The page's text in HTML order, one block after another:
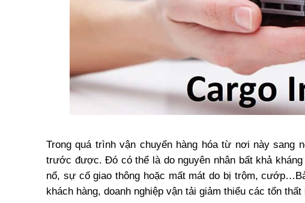
Trong quá trình vận chuyển hàng hóa từ nơi này
trước được. Đó có thể là do nguyên nhân bất khả
nổ, sự cố giao thông hoặc mất mát do bị trộm,
khách hàng, doanh nghiệp vận tải giảm thiểu các tổn